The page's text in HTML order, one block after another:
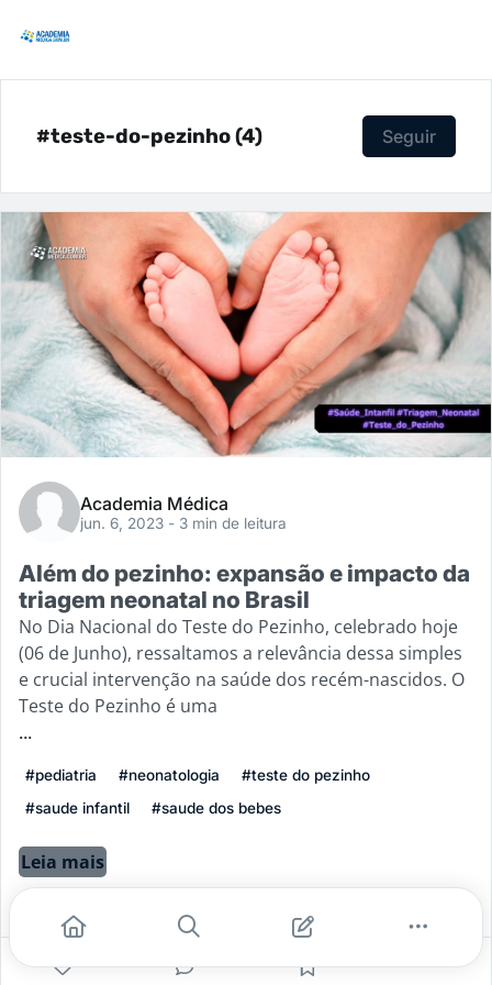
#teste-do-pezinho (4) Seguir
Academia Médica
jun. 6, 2023 - 3 min de leitura
Além do pezinho: expansão e impacto da
triagem neonatal no Brasil
No Dia Nacional do Teste do Pezinho, celebrado hoje
(06 de Junho), ressaltamos a relevância dessa simples
e crucial intervenção na saúde dos recém-nascidos. O
Teste do Pezinho é uma
...
#pediatria #neonatologia
#teste do pezinho
#saude infantil
#saude dos bebes
Leia mais